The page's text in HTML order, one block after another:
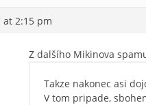
at 2:15 pm
Z dalšího Mikinova
Takze nakonec asi
V tom pripade,